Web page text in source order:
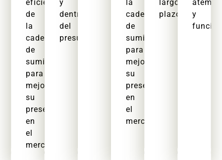
eficiente
de
la
cadena
de
suministro
para
mejorar
su
presencia
en
el
mercado.
y
dentro
del
presupuesto.
la
cadena
de
suministro
para
mejorar
su
presencia
en
el
mercado.
largo
plazo.
y